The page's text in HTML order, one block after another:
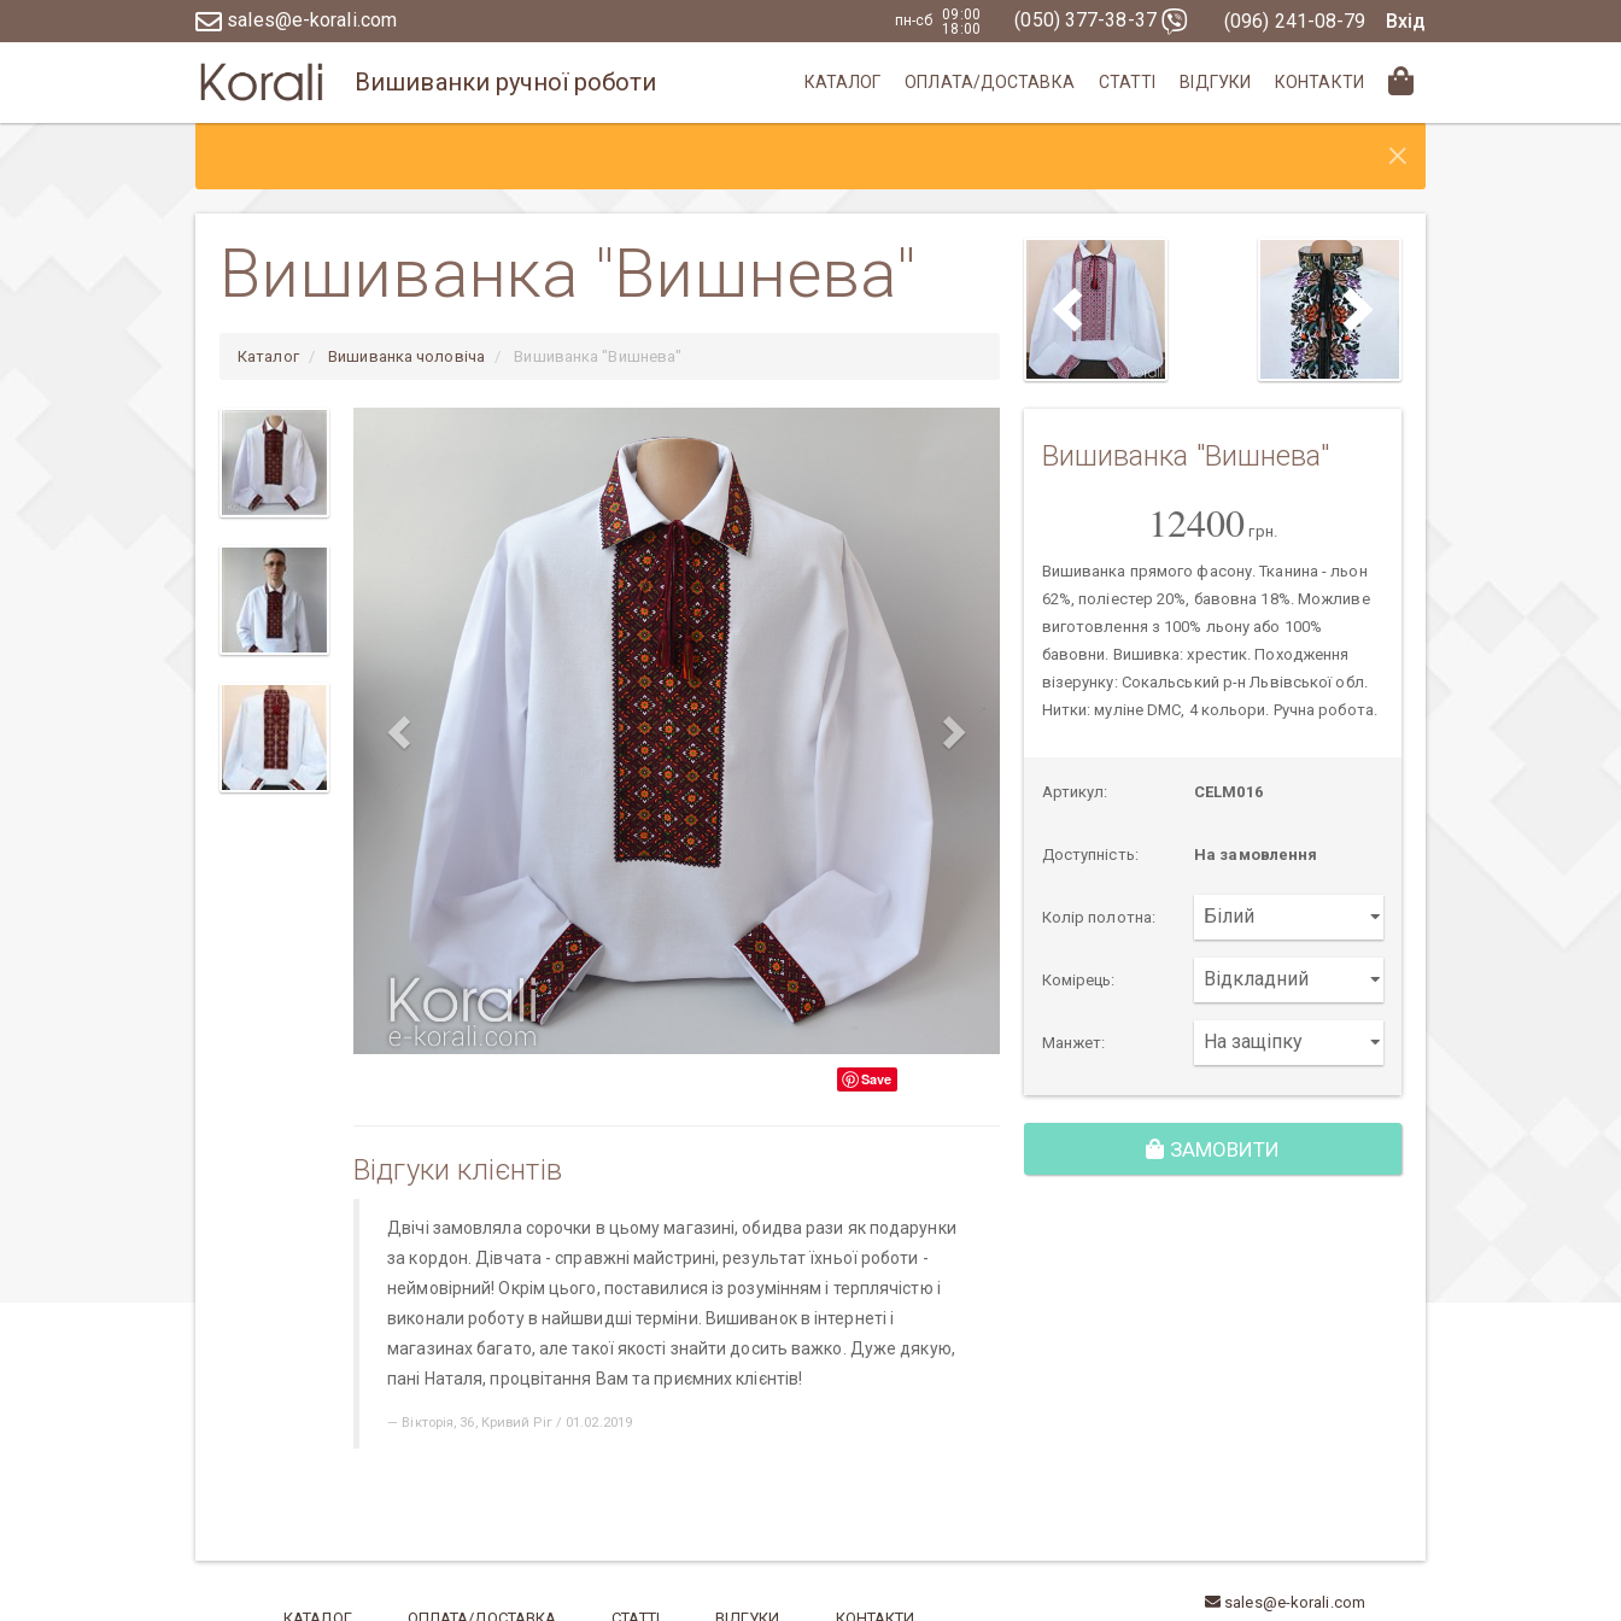
sales@e-korali.com пн-сб
09:00
18:00
(050) 377-38-37 (096) 241-08-79 Вхід
КАТАЛОГ ОПЛАТА/ДОСТАВКА СТАТТІ ВІДГУКИ КОНТАКТИ
Вишиванки ручної роботи
×
Вишиванка "Вишнева"
Каталог Вишиванка чоловіча Вишиванка "Вишнева"
Save
Відгуки клієнтів
Двічі замовляла сорочки в цьому магазині, обидва рази як подарунки
за кордон. Дівчата - справжні майстрині, результат їхньої роботи -
неймовірний! Окрім цього, поставилися із розумінням і терплячістю і
виконали роботу в найшвидші терміни. Вишиванок в інтернеті і
магазинах багато, але такої якості знайти досить важко. Дуже дякую,
пані Наталя, процвітання Вам та приємних клієнтів!
Вікторія, 36, Кривий Ріг / 01.02.2019
Вишиванка "Вишнева"
12400 грн.
Вишиванка прямого фасону. Тканина - льон
62%, поліестер 20%, бавовна 18%. Можливе
виготовлення з 100% льону або 100%
бавовни. Вишивка: хрестик. Походження
візерунку: Сокальський р-н Львівської обл.
Нитки: муліне DMC, 4 кольори. Ручна робота.
Артикул: CELM016
Доступність: На замовлення
Колір полотна:
Комірець:
Манжет:
ЗАМОВИТИ
sales@e-korali.com